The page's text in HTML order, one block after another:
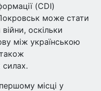
(CDI)
може стати
оскільки
між українською
силах.
місці у